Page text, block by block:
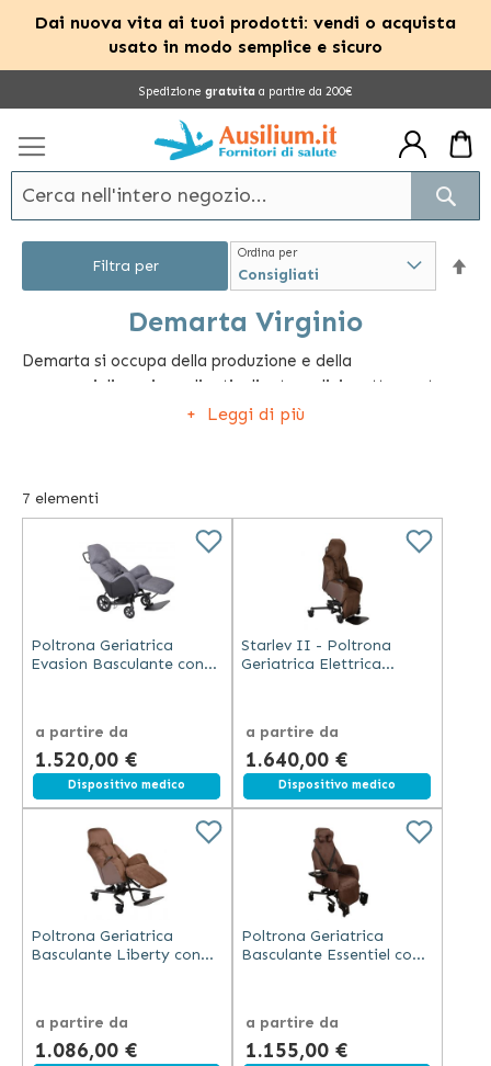
Dai nuova vita ai tuoi prodotti: vendi o acquista
usato in modo semplice e sicuro
Spedizione gratuita a partire da 200€
Demarta Virginio
Demarta si occupa della produzione e della
commercializzazione di articoli ortopedici e attrezzature
sanitarie in tutto il mondo. Questa azienda è specializzata
Demarta include inoltre prodotti utili in casa per anziani e
disabili, come ad esempio imbracature speciali alzamalati
e sollevatori.
Leggi di più
7 elementi
Ordina per
Poltrona Geriatrica
Evasion Basculante con
a partire da
1.520,00 €
Spedizione gratuita
Dispositivo medico
Starlev II - Poltrona
Geriatrica Elettrica
a partire da
1.640,00 €
Spedizione gratuita
Dispositivo medico
Poltrona Geriatrica
Basculante Liberty con
a partire da
1.086,00 €
Poltrona Geriatrica
Basculante Essentiel con
a partire da
1.155,00 €
Filtra per